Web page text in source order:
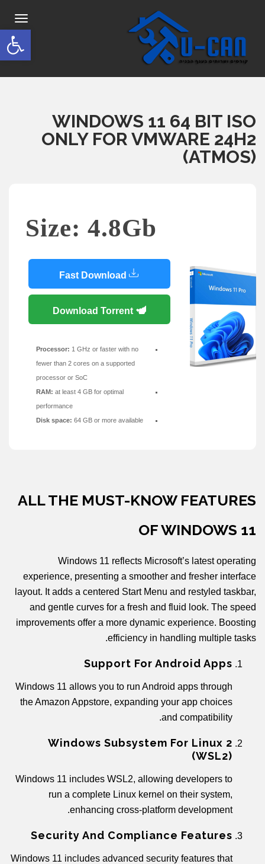
פתח
WINDOWS 11 64 BIT ISO
ONLY FOR VMWARE 24H2
(ATMOS)
Size: 4.8Gb
Processor: 1 GHz or faster with no
fewer than 2 cores on a supported
processor or SoC
RAM: at least 4 GB for optimal
performance
Disk space: 64 GB or more available
ALL THE MUST-KNOW FEATURES
OF WINDOWS 11
Windows 11 reflects Microsoft’s latest operating
experience, presenting a smoother and fresher interface
layout. It adds a centered Start Menu and restyled taskbar,
and gentle curves for a fresh and fluid look. The speed
improvements offer a more dynamic experience. Boosting
efficiency in handling multiple tasks.
Support For Android Apps
Windows 11 allows you to run Android apps through
the Amazon Appstore, expanding your app choices
and compatibility.
Windows Subsystem For Linux 2
(WSL2)
Windows 11 includes WSL2, allowing developers to
run a complete Linux kernel on their system,
enhancing cross-platform development.
Security And Compliance Features
Windows 11 includes advanced security features that